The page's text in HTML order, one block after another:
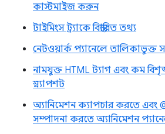
কাস্টমাইজ করুন
টাইমিংস ট্র্যাকে বিস্তারিত তথ্য
নেটওয়ার্ক প্যানেলে তালিকাভুক্ত
নামযুক্ত HTML ট্যাগ এবং কম
স্ন্যাপশট
অ্যানিমেশন ক্যাপচার করতে এবং
সম্পাদনা করতে অ্যানিমেশন